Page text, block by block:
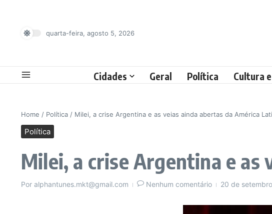
quarta-feira, agosto 5, 2026
Cidades Geral Política Cultura
Home / Política / Milei, a crise Argentina e as veias ainda abertas da América
Política
Milei, a crise Argentina e as
Por alphantunes.mkt@gmail.com Nenhum comentário 20 de